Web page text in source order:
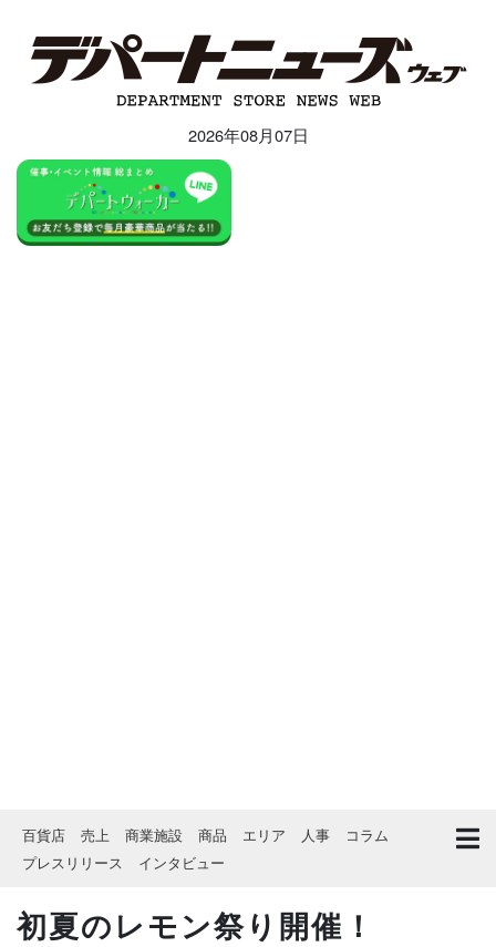
2026年08月07日
百貨店 売上 商業施設 商品 エリア 人事
コラム
プレスリリース
インタビュー
初夏のレモン祭り開催！